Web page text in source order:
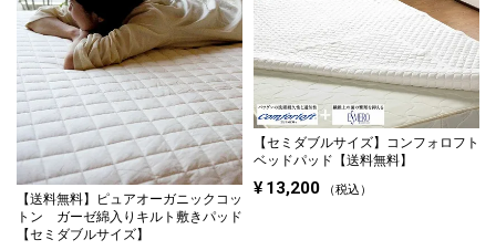
【送料無料】
ピュアオーガニックコッ
トン ガーゼ綿入りキルト敷きパッド
【セミダブルサイズ】
【セミダブルサイズ】 コンフォロフト
ベッドパッド【送料無料】
¥ 13,200 税込